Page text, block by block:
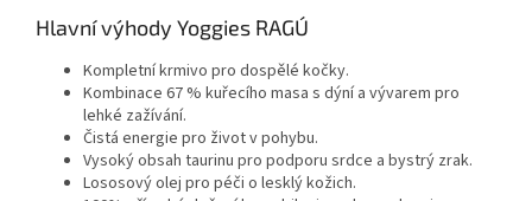
Hlavní výhody Yoggies RAGÚ
Kompletní krmivo pro dospělé kočky.
Kombinace 67 % kuřecího masa s dýní a vývarem pro
lehké zažívání.
Čistá energie pro život v pohybu.
Vysoký obsah taurinu pro podporu srdce a bystrý zrak.
Lososový olej pro péči o lesklý kožich.